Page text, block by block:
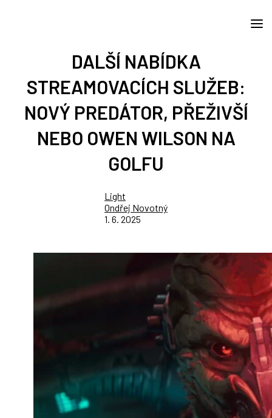
DALŠÍ NABÍDKA
STREAMOVACÍCH SLUŽEB:
NOVÝ PREDÁTOR, PŘEŽIVŠÍ
NEBO OWEN WILSON NA
GOLFU
Light
Ondřej Novotný
1. 6. 2025